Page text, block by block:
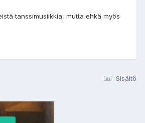
tanssimusiikkia, mutta ehkä myös
Sisältö